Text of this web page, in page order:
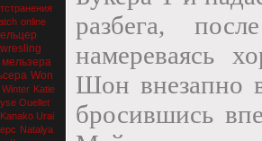
online
мельзера
Won
Winter Katie
Ouellet
Kanako Urai
Natalya
разбега,
намереваясь
Шон внезапно
бросившись